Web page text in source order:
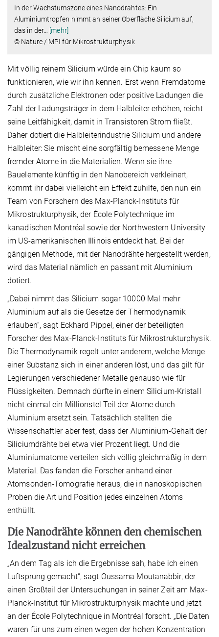
In der Wachstumszone eines Nanodrahtes: Ein
Aluminiumtropfen nimmt an seiner Oberfläche Silicium auf,
das in der… [mehr]
© Nature / MPI für Mikrostrukturphysik
Mit völlig reinem Silicium würde ein Chip kaum so
funktionieren, wie wir ihn kennen. Erst wenn Fremdatome
durch zusätzliche Elektronen oder positive Ladungen die
Zahl der Ladungsträger in dem Halbleiter erhöhen, reicht
seine Leitfähigkeit, damit in Transistoren Strom fließt.
Daher dotiert die Halbleiterindustrie Silicium und andere
Halbleiter: Sie mischt eine sorgfältig bemessene Menge
fremder Atome in die Materialien. Wenn sie ihre
Bauelemente künftig in den Nanobereich verkleinert,
kommt ihr dabei vielleicht ein Effekt zuhilfe, den nun ein
Team von Forschern des Max-Planck-Instituts für
Mikrostrukturphysik, der École Polytechnique im
kanadischen Montréal sowie der Northwestern University
im US-amerikanischen Illinois entdeckt hat. Bei der
gängigen Methode, mit der Nanodrähte hergestellt werden,
wird das Material nämlich en passant mit Aluminium
dotiert.
„Dabei nimmt das Silicium sogar 10000 Mal mehr
Aluminium auf als die Gesetze der Thermodynamik
erlauben“, sagt Eckhard Pippel, einer der beteiligten
Forscher des Max-Planck-Instituts für Mikrostrukturphysik.
Die Thermodynamik regelt unter anderem, welche Menge
einer Substanz sich in einer anderen löst, und das gilt für
Legierungen verschiedener Metalle genauso wie für
Flüssigkeiten. Demnach dürfte in einem Silicium-Kristall
nicht einmal ein Millionstel Teil der Atome durch
Aluminium ersetzt sein. Tatsächlich stellten die
Wissenschaftler aber fest, dass der Aluminium-Gehalt der
Siliciumdrähte bei etwa vier Prozent liegt. Und die
Aluminiumatome verteilen sich völlig gleichmäßig in dem
Material. Das fanden die Forscher anhand einer
Atomsonden-Tomografie heraus, die in nanoskopischen
Proben die Art und Position jedes einzelnen Atoms
enthüllt.
Die Nanodrähte können den chemischen
Idealzustand nicht erreichen
„An dem Tag als ich die Ergebnisse sah, habe ich einen
Luftsprung gemacht“, sagt Oussama Moutanabbir, der
einen Großteil der Untersuchungen in seiner Zeit am Max-
Planck-Institut für Mikrostrukturphysik machte und jetzt
an der École Polytechnique in Montréal forscht. „Die Daten
waren für uns zum einen wegen der hohen Konzentration